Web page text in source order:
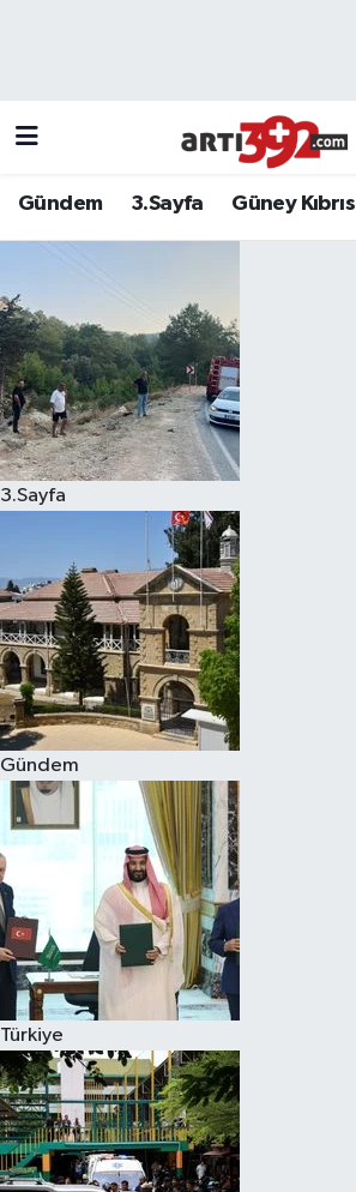
Gündem 3.Sayfa Güney Kıbrıs
3.Sayfa
Gündem
Türkiye